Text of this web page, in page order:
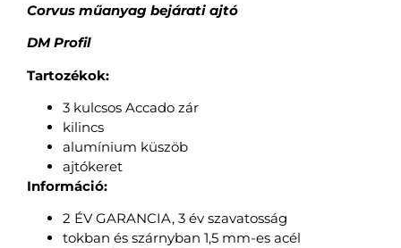
Corvus műanyag bejárati ajtó
DM Profil
Tartozékok:
3 kulcsos Accado zár
kilincs
alumínium küszöb
ajtókeret
Információ:
2 ÉV GARANCIA, 3 év szavatosság
tokban és szárnyban 1,5 mm-es acél